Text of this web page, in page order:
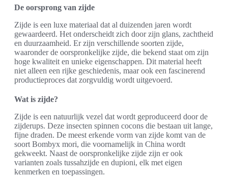
De oorsprong van zijde
Zijde is een luxe materiaal dat al duizenden jaren wordt
gewaardeerd. Het onderscheidt zich door zijn glans, zachtheid
en duurzaamheid. Er zijn verschillende soorten zijde,
waaronder de oorspronkelijke zijde, die bekend staat om zijn
hoge kwaliteit en unieke eigenschappen. Dit material heeft
niet alleen een rijke geschiedenis, maar ook een fascinerend
productieproces dat zorgvuldig wordt uitgevoerd.
Wat is zijde?
Zijde is een natuurlijk vezel dat wordt geproduceerd door de
zijderups. Deze insecten spinnen cocons die bestaan uit lange,
fijne draden. De meest erkende vorm van zijde komt van de
soort Bombyx mori, die voornamelijk in China wordt
gekweekt. Naast de oorspronkelijke zijde zijn er ook
varianten zoals tussahzijde en dupioni, elk met eigen
kenmerken en toepassingen.